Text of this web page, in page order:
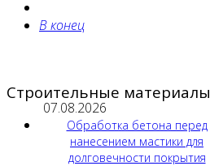
В конец
Строительные материалы
07.08.2026
Обработка бетона перед
нанесением мастики для
долговечности покрытия